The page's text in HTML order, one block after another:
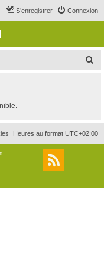
Connexion
S’enregistrer
r
c
r
Heures au format UTC+02:00